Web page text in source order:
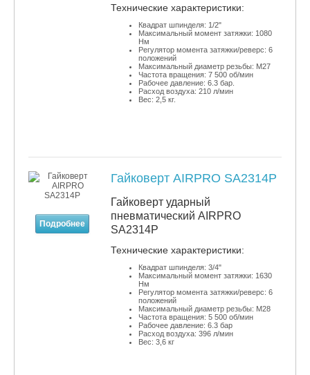
​Технические характеристики:
Квадрат шпинделя: 1/2"
Максимальный момент затяжки: 1080
Нм
Регулятор момента затяжки/реверс: 6
положений
Максимальный диаметр резьбы: М27
Частота вращения: 7 500 об/мин
Рабочее давление: 6.3 бар.
Расход воздуха: 210 л/мин
Вес: 2,5 кг.
Подробнее
Гайковерт AIRPRO SA2314P
Гайковерт ударный
пневматический AIRPRO
SA2314P
​Технические характеристики:
Квадрат шпинделя: 3/4"
Максимальный момент затяжки: 1630
Нм
Регулятор момента затяжки/реверс: 6
положений
Максимальный диаметр резьбы: М28
Частота вращения: 5 500 об/мин
Рабочее давление: 6.3 бар
Расход воздуха: 396 л/мин
Вес: 3,6 кг